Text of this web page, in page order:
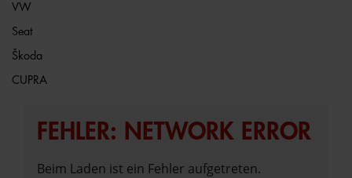
VW
Seat
Škoda
CUPRA
FEHLER: NETWORK ERROR
Beim Laden ist ein Fehler aufgetreten.